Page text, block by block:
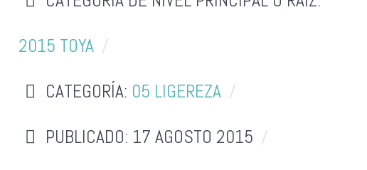
2015 TOYA
CATEGORÍA: 05 LIGEREZA
PUBLICADO: 17 AGOSTO 2015